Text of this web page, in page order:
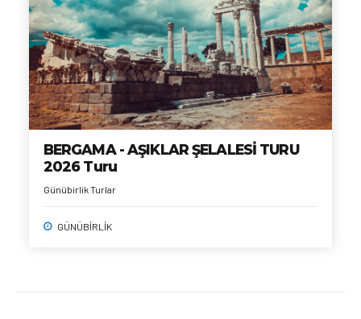
BERGAMA - AŞIKLAR ŞELALESİ TURU
2026 Turu
Günübirlik Turlar
GÜNÜBİRLİK